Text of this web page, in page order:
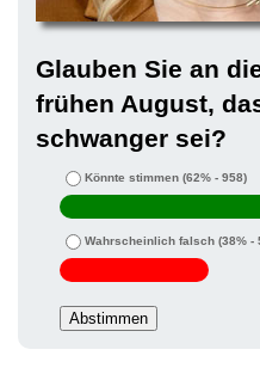
Glauben Sie an
frühen August,
schwanger sei?
Könnte stimmen (62% - 958)
Wahrscheinlich falsch (38% -